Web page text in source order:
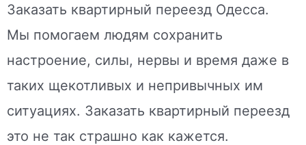
Заказать квартирный переезд Одесса.
Мы помогаем людям сохранить
настроение, силы, нервы и время даже в
таких щекотливых и непривычных им
ситуациях. Заказать квартирный переезд
это не так страшно как кажется.